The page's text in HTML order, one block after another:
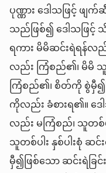
ပုဏ္ဏား ဒေါသဖြင့်
သည်ဖြစ်၍ ဒေါသဖြ
ရကား မိမိဆင်းရဲရန်လ
လည်း ကြံစည်၏၊ မိမိ သူ
ကြံစည်၏၊ စိတ်ကို စွဲမှီ၍ဖ
ကိုလည်း ခံစားရ၏။ ဒ
လည်း မကြံစည်၊ သူတစ်
သူတစ်ပါး နှစ်ပါးစုံ
မှီ၍ဖြစ်သော ဆင်းရဲခြ